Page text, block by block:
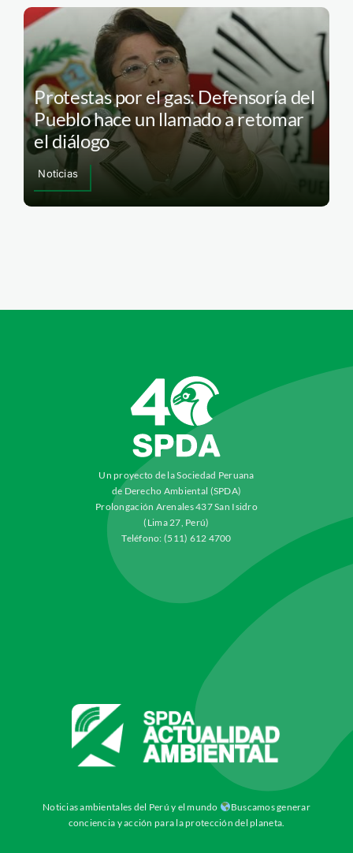
Protestas por el gas: Defensoría del
Pueblo hace un llamado a retomar
el diálogo
Noticias
Un proyecto de la Sociedad Peruana
de Derecho Ambiental (SPDA)
Prolongación Arenales 437 San Isidro
(Lima 27, Perú)
Teléfono: (511) 612 4700
Noticias ambientales del Perú y el mundo
Buscamos generar
conciencia y acción para la protección del planeta.